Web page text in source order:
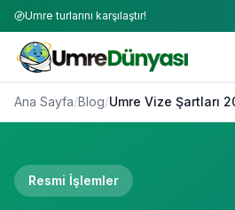
Umre turlarını karşılaştır!
Ana Sayfa/Blog/
Resmi İşlemler